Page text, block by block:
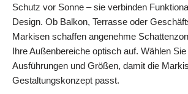
Schutz vor Sonne – sie verbinden
Design. Ob Balkon, Terrasse oder
Markisen schaffen angenehme
Ihre Außenbereiche optisch auf. Wählen
Ausführungen und Größen, damit die
Gestaltungskonzept passt.